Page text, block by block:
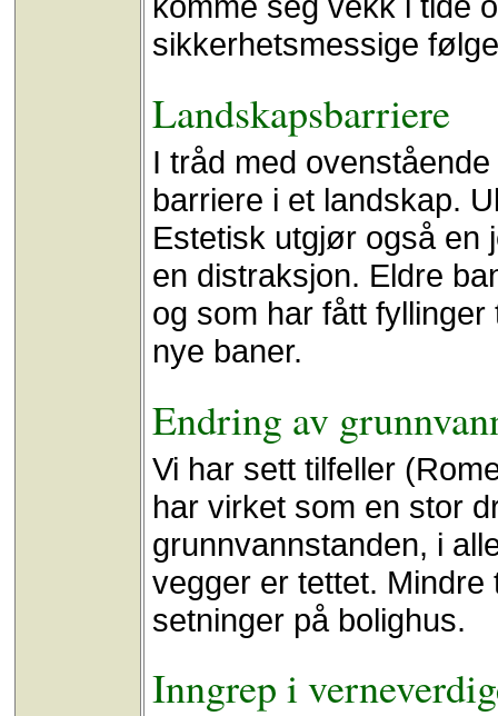
sikkerhetsmessige
Landskapsbarriere
I tråd med
barriere i et landskap.
Estetisk utgjør også en
en distraksjon. Eldre
og som har fått
nye baner.
Endring av
Vi har sett tilfeller
har virket som en stor
grunnvannstanden, i
vegger er tettet.
setninger på bolighus.
Inngrep i